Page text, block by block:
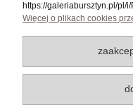
https://galeriabursztyn.pl/pl/
Więcej o plikach cookies